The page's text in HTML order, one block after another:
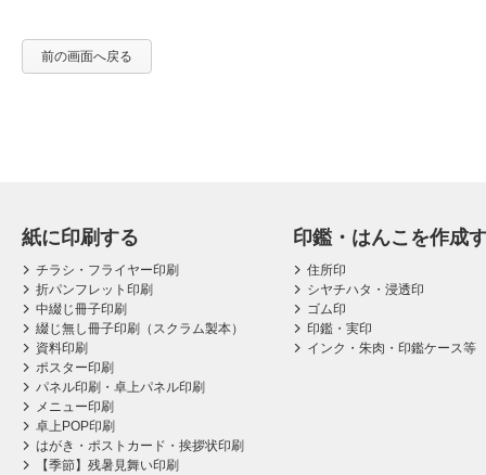
前の画面へ戻る
紙に印刷する
チラシ・フライヤー印刷
折パンフレット印刷
中綴じ冊子印刷
綴じ無し冊子印刷（スクラム製本）
資料印刷
ポスター印刷
パネル印刷・卓上パネル印刷
メニュー印刷
卓上POP印刷
はがき・ポストカード・挨拶状印刷
【季節】残暑見舞い印刷
印鑑・はんこを作成
住所印
シヤチハタ・浸透印
ゴム印
印鑑・実印
インク・朱肉・印鑑ケース等